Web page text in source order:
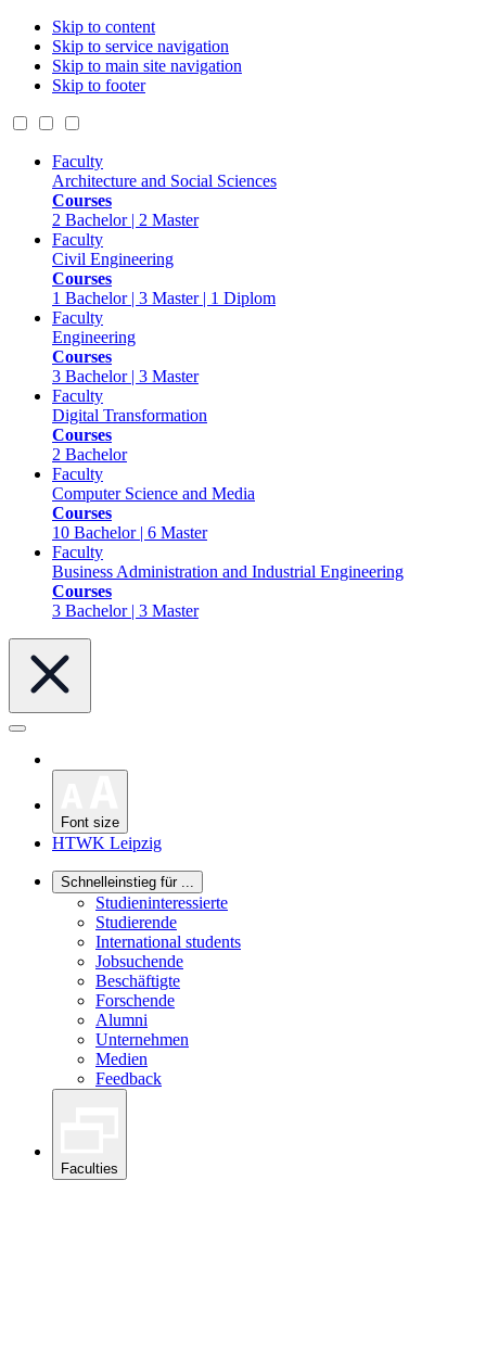
Skip to content
Skip to service navigation
Skip to main site navigation
Skip to footer
Faculty
Architecture and Social Sciences
Courses
2 Bachelor | 2 Master
Faculty
Civil Engineering
Courses
1 Bachelor | 3 Master | 1 Diplom
Faculty
Engineering
Courses
3 Bachelor | 3 Master
Faculty
Digital Transformation
Courses
2 Bachelor
Faculty
Computer Science and Media
Courses
10 Bachelor | 6 Master
Faculty
Business Administration and Industrial Engineering
Courses
3 Bachelor | 3 Master
Font size
HTWK Leipzig
Schnelleinstieg für ...
Studieninteressierte
Studierende
International students
Jobsuchende
Beschäftigte
Forschende
Alumni
Unternehmen
Medien
Feedback
Faculties